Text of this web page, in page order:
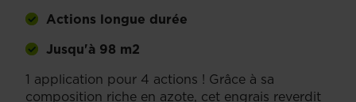
Actions longue durée
Jusqu'à 98 m2
1 application pour 4 actions ! Grâce à sa
composition riche en azote, cet engrais reverdit